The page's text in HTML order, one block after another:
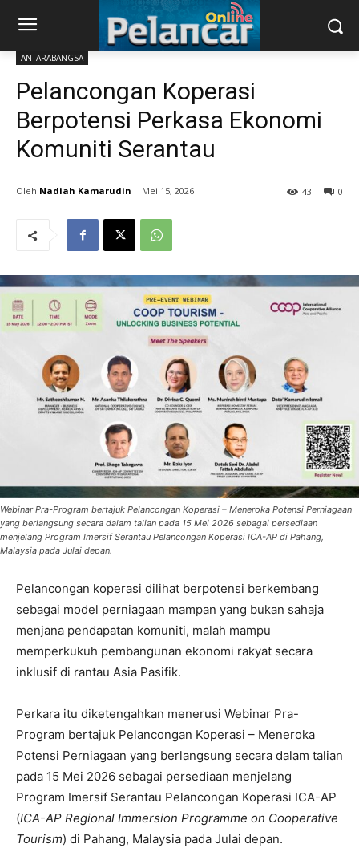
ANTARABANGSA
Pelancongan Koperasi
Berpotensi Perkasa Ekonomi
Komuniti Serantau
Nadiah Kamarudin Mei 15, 2026 0
43
Webinar Pra-Program bertajuk Pelancongan Koperasi – Meneroka Potensi Perniagaan
yang berlangsung secara dalam talian pada 15 Mei 2026 sebagai persediaan
menjelang Program Imersif Serantau Pelancongan Koperasi ICA-AP di Pahang,
Malaysia pada Julai depan.
Pelancongan koperasi dilihat berpotensi berkembang
sebagai model perniagaan mampan yang bukan sahaja
menjana pendapatan komuniti, malah mampu
memperkukuh pembangunan ekonomi rakyat secara
inklusif di rantau Asia Pasifik.
Perkara itu diketengahkan menerusi Webinar Pra-
Program bertajuk Pelancongan Koperasi – Meneroka
Potensi Perniagaan yang berlangsung secara dalam talian
pada 15 Mei 2026 sebagai persediaan menjelang
Program Imersif Serantau Pelancongan Koperasi ICA-AP
(ICA-AP Regional Immersion Programme on Cooperative
Tourism) di Pahang, Malaysia pada Julai depan.